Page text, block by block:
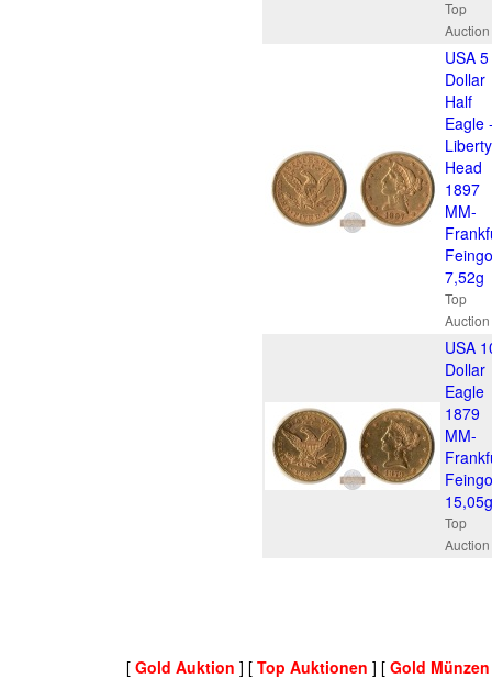
Top
Auction
USA 5
Dollar
Half
Eagle
Liberty
Head
1897
MM-
7,52g
Top
Auction
USA
Dollar
Eagle
1879
MM-
15,05g
Top
Auction
[ Gold Auktion ] [ Top Auktionen ] [ Gold